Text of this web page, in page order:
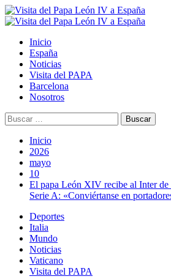
Saltar
al
Menú
Inicio
España
Noticias
Visita del PAPA
Barcelona
Nosotros
Buscar:
Inicio
2026
mayo
10
El papa León XIV recibe al Inter de
Serie A: «Conviértanse en
Deportes
Italia
Mundo
Noticias
Vaticano
Visita del PAPA